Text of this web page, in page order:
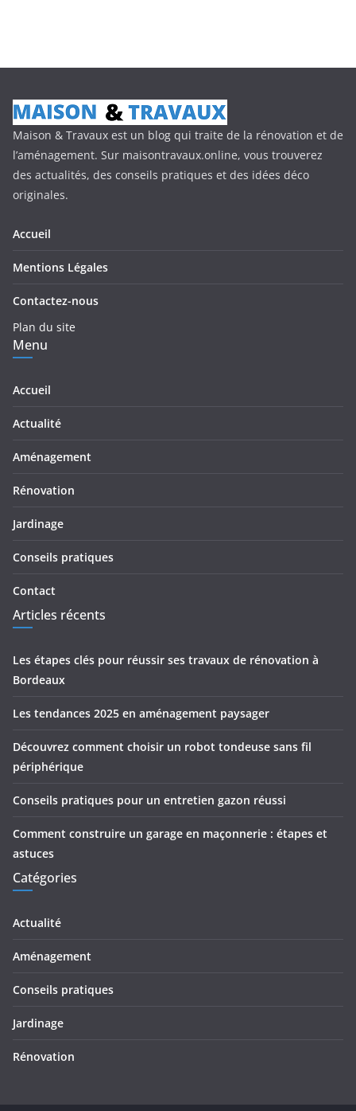
Maison & Travaux est un blog qui traite de la rénovation et de
l’aménagement. Sur maisontravaux.online, vous trouverez
des actualités, des conseils pratiques et des idées déco
originales.
Accueil
Mentions Légales
Contactez-nous
Plan du site
Menu
Accueil
Actualité
Aménagement
Rénovation
Jardinage
Conseils pratiques
Contact
Articles récents
Les étapes clés pour réussir ses travaux de rénovation à
Bordeaux
Les tendances 2025 en aménagement paysager
Découvrez comment choisir un robot tondeuse sans fil
périphérique
Conseils pratiques pour un entretien gazon réussi
Comment construire un garage en maçonnerie : étapes et
astuces
Catégories
Actualité
Aménagement
Conseils pratiques
Jardinage
Rénovation